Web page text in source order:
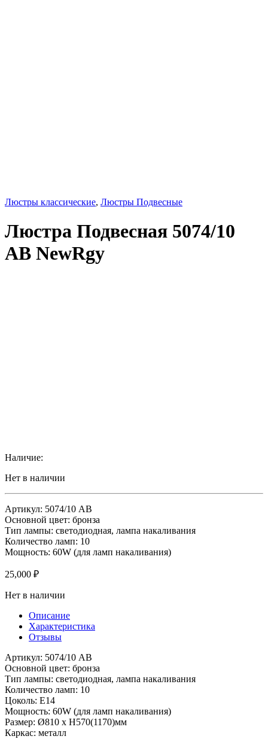
Люстры классические, Люстры Подвесные
Люстра Подвесная 5074/10
AB NewRgy
Наличие:
Нет в наличии
Артикул: 5074/10 AB
Основной цвет: бронза
Тип лампы: светодиодная, лампа накаливания
Количество ламп: 10
Мощность: 60W (для ламп накаливания)
25,000 ₽
Нет в наличии
Описание
Характеристика
Отзывы
Артикул: 5074/10 AB
Основной цвет: бронза
Тип лампы: светодиодная, лампа накаливания
Количество ламп: 10
Цоколь: Е14
Мощность: 60W (для ламп накаливания)
Размер: Ø810 x H570(1170)мм
Каркас: металл